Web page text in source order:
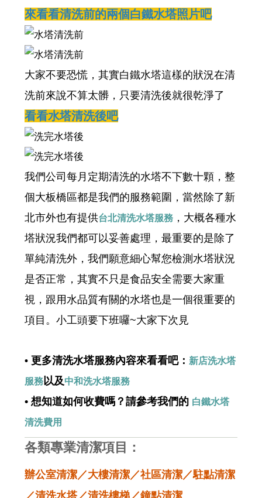
來看看清洗前的兩個白鐵水塔照片吧
大家不要恐慌，其實白鐵水塔這樣的狀況在清
洗前來說不算太髒，只要清洗後就很乾淨了
看看水塔清洗後吧
我們公司每月定期清洗的水塔不下數十顆，整
個大板橋區都是我們的服務範圍，當然除了新
北市外也有提供台北清洗水塔服務 ，大概各種水
塔狀況我們都可以妥善處理，最重要的是除了
單純清洗外，我們願意細心幫您檢測水塔狀況
是否正常，其實不只是食品安全需要大家重
視，跟用水品質有關的水塔也是一個很重要的
項目。小工頭要下班囉~大家下次見
• 更多清洗水塔服務內容來看看吧： 新店洗水塔
服務以及中和洗水塔服務
• 想知道如何收費嗎？請參考我們的 白鐵水塔
清洗費用
各類專業清潔項目：
辦公室清潔／大樓清潔／社區清潔／駐點清潔
／清洗水塔／清洗樓梯／鐘點清潔